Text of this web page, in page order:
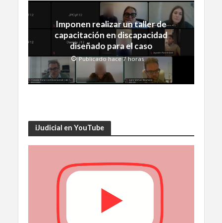
Imponen realizar un taller de
capacitación en discapacidad
diseñado para el caso
Publicado hace 7 horas
iJudicial en YouTube